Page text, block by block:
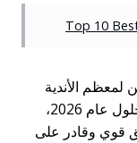
Top 10
لمعظم الأندية
الأخرى في هذه القائمة أن تنافسه. ولكن بحلول عام 2026،
قوي وقادر على